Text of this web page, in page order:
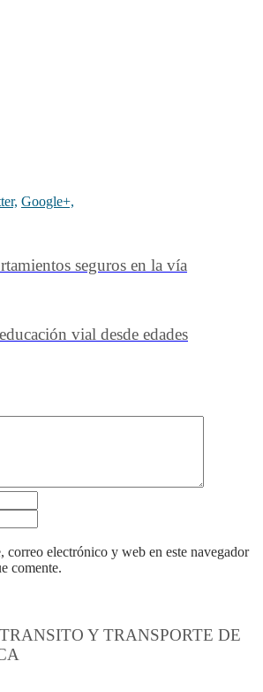
Google+,
seguros en la vía
vial desde edades
correo electrónico y web en este navegador
comente.
Y TRANSPORTE DE